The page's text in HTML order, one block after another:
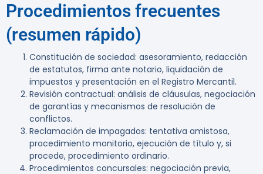
Procedimientos frecuentes
(resumen rápido)
Constitución de sociedad: asesoramiento, redacción
de estatutos, firma ante notario, liquidación de
impuestos y presentación en el Registro Mercantil.
Revisión contractual: análisis de cláusulas, negociación
de garantías y mecanismos de resolución de
conflictos.
Reclamación de impagados: tentativa amistosa,
procedimiento monitorio, ejecución de título y, si
procede, procedimiento ordinario.
Procedimientos concursales: negociación previa,